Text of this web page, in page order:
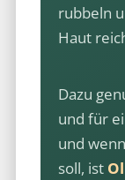
rubbeln
Haut
Dazu
und für
und
soll, ist